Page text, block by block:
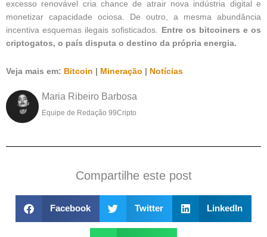
excesso renovável cria chance de atrair nova indústria digital e
monetizar capacidade ociosa. De outro, a mesma abundância
incentiva esquemas ilegais sofisticados.
Entre os bitcoiners e os
criptogatos, o país disputa o destino da própria energia.
Veja mais em: Bitcoin Mineração Notícias
Maria Ribeiro Barbosa
Equipe de Redação 99Cripto
Compartilhe este post
Facebook Twitter LinkedIn